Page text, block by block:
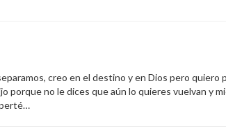
creo en el destino y en Dios pero
porque no le dices que aún lo quieres vuelvan y